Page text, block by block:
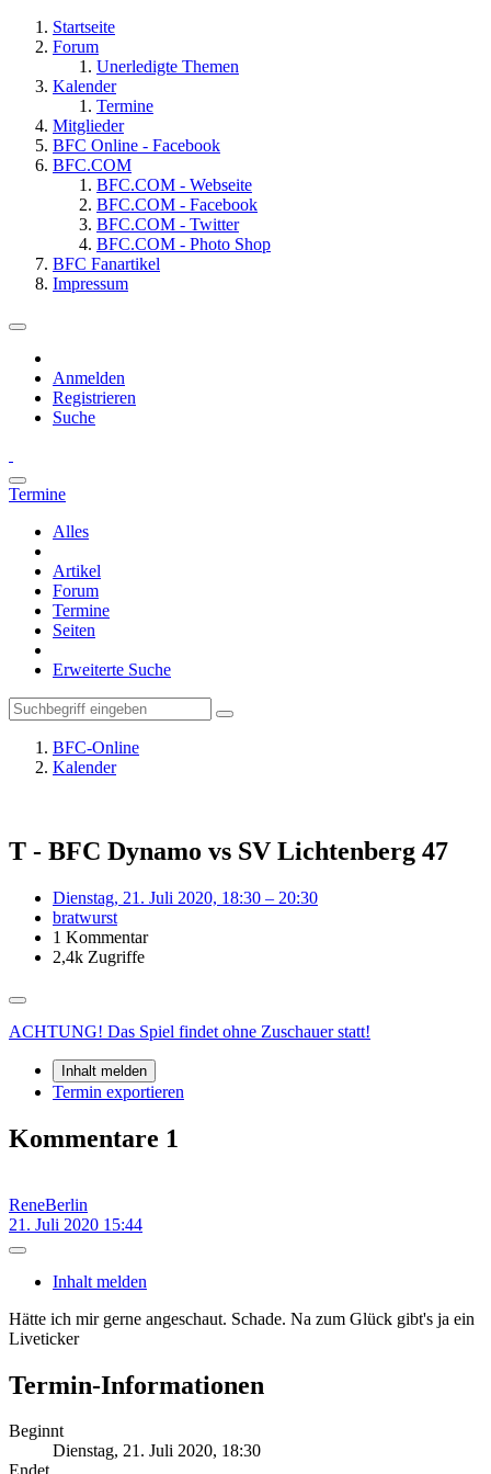
Startseite
Forum
Unerledigte Themen
Kalender
Termine
Mitglieder
BFC Online - Facebook
BFC.COM
BFC.COM - Webseite
BFC.COM - Facebook
BFC.COM - Twitter
BFC.COM - Photo Shop
BFC Fanartikel
Impressum
Anmelden
Registrieren
Suche
Termine
Alles
Artikel
Forum
Termine
Seiten
Erweiterte Suche
BFC-Online
Kalender
T - BFC Dynamo vs SV Lichtenberg 47
Dienstag, 21. Juli 2020, 18:30 – 20:30
bratwurst
1 Kommentar
2,4k Zugriffe
ACHTUNG! Das Spiel findet ohne Zuschauer statt!
Inhalt melden
Termin exportieren
Kommentare 1
ReneBerlin
21. Juli 2020 15:44
Inhalt melden
Hätte ich mir gerne angeschaut. Schade. Na zum Glück gibt's ja ein
Liveticker
Termin-Informationen
Beginnt
Dienstag, 21. Juli 2020, 18:30